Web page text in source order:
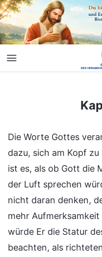
Die Worte Gottes
dazu, sich am Kopf
ist es, als ob Gott die
der Luft sprechen
nicht daran denken,
mehr
würde Er die Statur
beachten, als